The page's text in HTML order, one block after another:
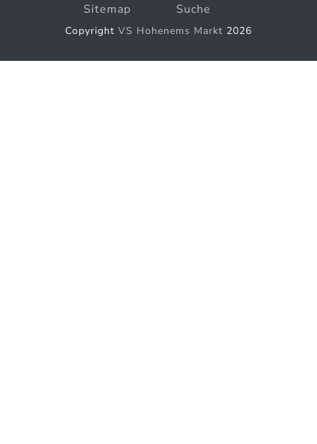
Sitemap
Suche
Copyright VS Hohenems Markt 2026